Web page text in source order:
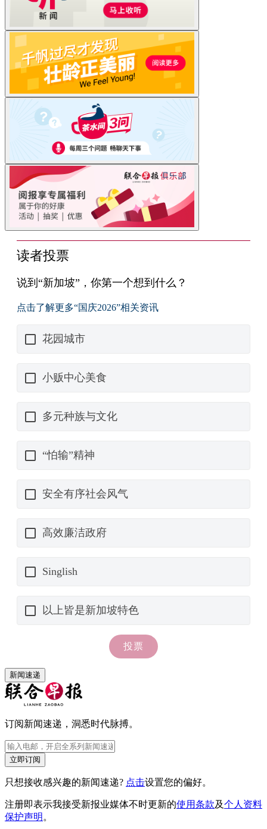
新闻速递
订阅新闻速递，洞悉时代脉搏。
立即订阅
只想接收感兴趣的新闻速递? 点击设置您的偏好。
注册即表示我接受新报业媒体不时更新的使用条款及个人资料
保护声明 。